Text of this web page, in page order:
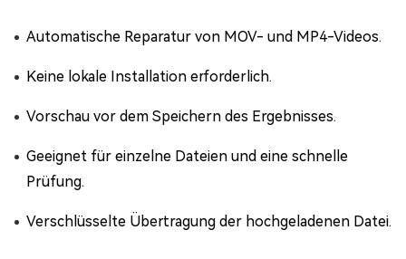
Automatische Reparatur von MOV- und MP4-Videos.
Keine lokale Installation erforderlich.
Vorschau vor dem Speichern des Ergebnisses.
Geeignet für einzelne Dateien und eine schnelle
Prüfung.
Verschlüsselte Übertragung der hochgeladenen Datei.